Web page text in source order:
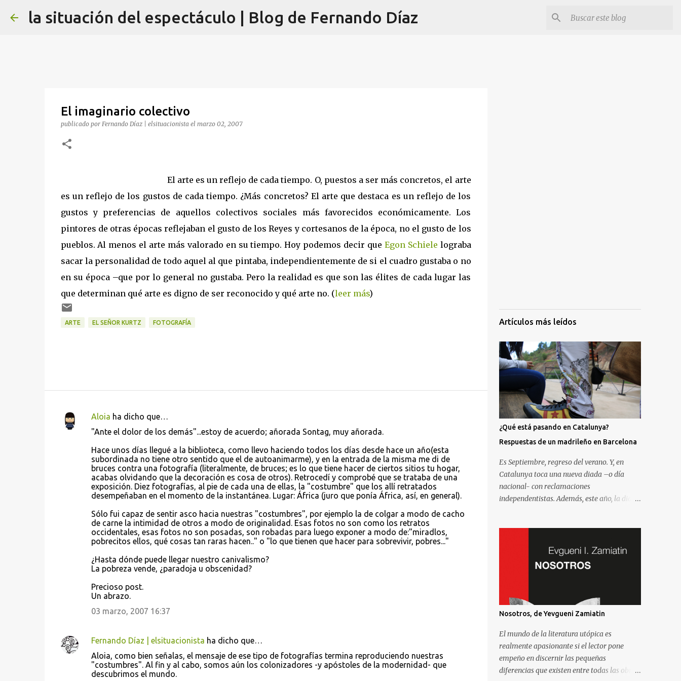
Ir al contenido principal
la situación del espectáculo | Blog de Fernando Díaz
El imaginario colectivo
publicado por Fernando Díaz | elsituacionista el marzo 02, 2007
El arte es un reflejo de cada tiempo. O, puestos a ser más concretos, el arte
es un reflejo de los gustos de cada tiempo. ¿Más concretos? El arte que destaca es un reflejo de los
gustos y preferencias de aquellos colectivos sociales más favorecidos económicamente. Los
pintores de otras épocas reflejaban el gusto de los Reyes y cortesanos de la época, no el gusto de los
pueblos. Al menos el arte más valorado en su tiempo. Hoy podemos decir que Egon Schiele lograba
sacar la personalidad de todo aquel al que pintaba, independientemente de si el cuadro gustaba o no
en su época –que por lo general no gustaba. Pero la realidad es que son las élites de cada lugar las
que determinan qué arte es digno de ser reconocido y qué arte no. (leer más)
ARTE EL SEÑOR KURTZ FOTOGRAFÍA
C
Aloia ha dicho que…
"Ante el dolor de los demás"...estoy de acuerdo; añorada Sontag, muy añorada.
Hace unos días llegué a la biblioteca, como llevo haciendo todos los días desde hace un año(esta
subordinada no tiene otro sentido que el de autoanimarme), y en la entrada de la misma me di de
bruces contra una fotografía (literalmente, de bruces; es lo que tiene hacer de ciertos sitios tu hogar,
acabas olvidando que la decoración es cosa de otros). Retrocedí y comprobé que se trataba de una
exposición. Diez fotografías, al pie de cada una de ellas, la "costumbre" que los allí retratados
desempeñaban en el momento de la instantánea. Lugar: África (juro que ponía África, así, en general).
Sólo fui capaz de sentir asco hacia nuestras "costumbres", por ejemplo la de colgar a modo de cacho
de carne la intimidad de otros a modo de originalidad. Esas fotos no son como los retratos
occidentales, esas fotos no son posadas, son robadas para luego exponer a modo de:"miradlos,
pobrecitos ellos, qué cosas tan raras hacen.." o "lo que tienen que hacer para sobrevivir, pobres..."
¿Hasta dónde puede llegar nuestro canivalismo?
La pobreza vende, ¿paradoja u obscenidad?
Precioso post.
Un abrazo.
03 marzo, 2007 16:37
Fernando Díaz | elsituacionista ha dicho que…
Aloia, como bien señalas, el mensaje de ese tipo de fotografías termina reproduciendo nuestras
"costumbres". Al fin y al cabo, somos aún los colonizadores -y apóstoles de la modernidad- que
descubrimos el mundo.
Artículos más leídos
¿Qué está pasando en Catalunya?
Respuestas de un madrileño en Barcelona
Es Septiembre, regreso del verano. Y, en
Catalunya toca una nueva diada –o día
nacional- con reclamaciones
independentistas. Además, este año, la diada
político. Como madrileño que vive en
Barcelona, ha sido muy común encontrarme
con preguntas recurrentes cuando regreso a
cuando no discusiones- con muchos de mis
amigos y familiares que aprovechan
tenerme cerca para saber más de la
situación. Así que he pensado en compartir
las cinco preguntas/respuestas más
comunes para ayudar a entender los
porqués de la independencia de Catalunya, y
Nosotros, de Yevgueni Zamiatin
El mundo de la literatura utópica es
realmente apasionante si el lector pone
empeño en discernir las pequeñas
diferencias que existen entre todas las obras